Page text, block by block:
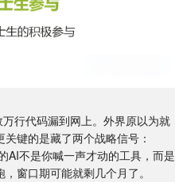
行代码漏到网上。外界原以为就
键的是藏了两个战略信号：
AI不是你喊一声才动的工具，而是
窗口期可能就剩几个月了。